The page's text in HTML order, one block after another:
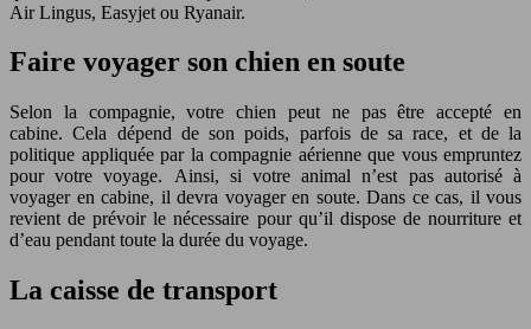
Air Lingus, Easyjet ou Ryanair.
Faire voyager son chien en soute
Selon la compagnie, votre chien peut ne pas être accepté en
cabine. Cela dépend de son poids, parfois de sa race, et de la
politique appliquée par la compagnie aérienne que vous empruntez
pour votre voyage. Ainsi, si votre animal n’est pas autorisé à
voyager en cabine, il devra voyager en soute. Dans ce cas, il vous
revient de prévoir le nécessaire pour qu’il dispose de nourriture et
d’eau pendant toute la durée du voyage.
La caisse de transport